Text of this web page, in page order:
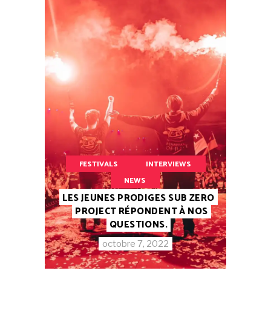
FESTIVALS
INTERVIEWS
NEWS
LES JEUNES PRODIGES SUB ZERO
PROJECT RÉPONDENT À NOS
QUESTIONS.
octobre 7, 2022